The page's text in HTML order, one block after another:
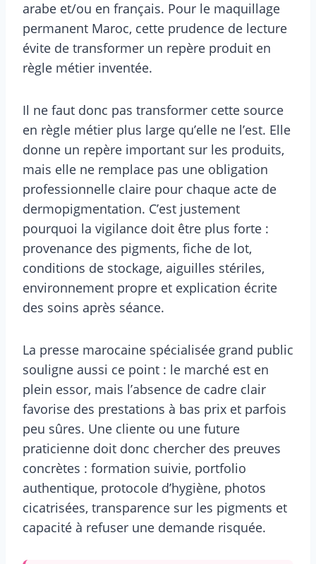
arabe et/ou en français. Pour le maquillage
permanent Maroc, cette prudence de lecture
évite de transformer un repère produit en
règle métier inventée.
Il ne faut donc pas transformer cette source
en règle métier plus large qu’elle ne l’est. Elle
donne un repère important sur les produits,
mais elle ne remplace pas une obligation
professionnelle claire pour chaque acte de
dermopigmentation. C’est justement
pourquoi la vigilance doit être plus forte :
provenance des pigments, fiche de lot,
conditions de stockage, aiguilles stériles,
environnement propre et explication écrite
des soins après séance.
La presse marocaine spécialisée grand public
souligne aussi ce point : le marché est en
plein essor, mais l’absence de cadre clair
favorise des prestations à bas prix et parfois
peu sûres. Une cliente ou une future
praticienne doit donc chercher des preuves
concrètes : formation suivie, portfolio
authentique, protocole d’hygiène, photos
cicatrisées, transparence sur les pigments et
capacité à refuser une demande risquée.